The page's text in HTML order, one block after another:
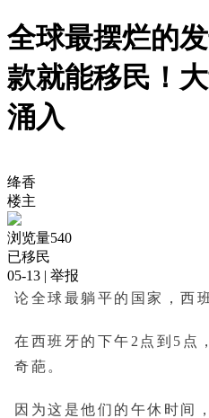
全球最摆烂的
款就能移民！
涌入
绛香
楼主
浏览量540
已移民
05-13 | 举报
论全球最躺平的国家，西
在西班牙的下午2点到5点
奇葩。
因为这是他们的午休时间